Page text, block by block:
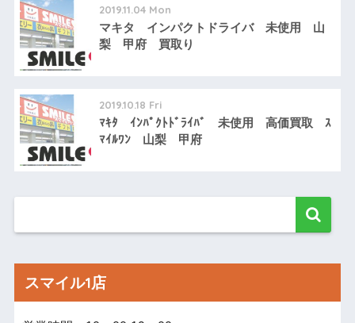
2019.11.04 Mon
マキタ インパクトドライバ 未使用 山
梨 甲府 買取り
2019.10.18 Fri
ﾏｷﾀ ｲﾝﾊﾟｸﾄﾄﾞﾗｲﾊﾞ 未使用 高価買取 ｽ
ﾏｲﾙﾜﾝ 山梨 甲府
スマイル1店